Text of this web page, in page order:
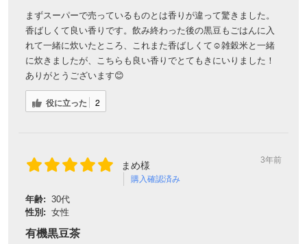
まずスーパーで売っているものとは香りが違って驚きました。
香ばしくて良い香りです。飲み終わった後の黒豆もごはんに入
れて一緒に炊いたところ、これまた香ばしくて☺️雑穀米と一緒
に炊きましたが、こちらも良い香りでとてもきにいりました！
ありがとうございます😊
役に立った 2
まめ様
購入確認済み
3年前
年齢: 30代
性別: 女性
有機黒豆茶